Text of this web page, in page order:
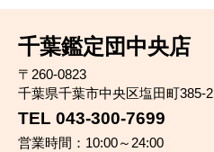
千葉鑑定団中央店
〒260-0823
千葉県千葉市中央区塩田町385-2
TEL 043-300-7699
営業時間：10:00～24:00